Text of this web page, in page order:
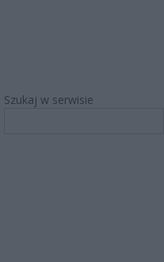
Szukaj w serwisie